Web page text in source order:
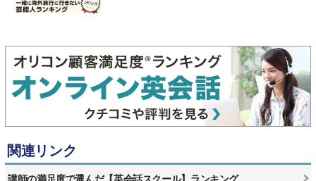
関連リンク
講師の満足度で選んだ【英会話スクール】ランキング